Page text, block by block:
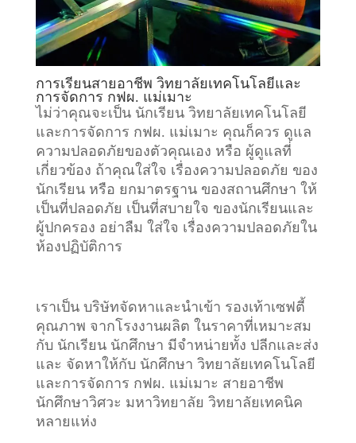
การเรียนสายอาชีพ วิทยาลัยเทคโนโลยีและ
การจัดการ กฟผ. แม่เมาะ
ไม่ว่าคุณจะเป็น นักเรียน วิทยาลัยเทคโนโลยี
และการจัดการ กฟผ. แม่เมาะ คุณก็ควร ดูแล
ความปลอดภัยของตัวคุณเอง หรือ ผู้ดูแลที่
เกี่ยวข้อง ถ้าคุณใส่ใจ เรื่องความปลอดภัย ของ
นักเรียน หรือ ยกมาตรฐาน ของสถานศึกษา ให้
เป็นที่ปลอดภัย เป็นที่สบายใจ ของนักเรียนและ
ผู้ปกครอง อย่าลืม ใส่ใจ เรื่องความปลอดภัยใน
ห้องปฏิบัติการ
เราเป็น บริษัทจัดหาและนำเข้า รองเท้าเซฟตี้
คุณภาพ จากโรงงานผลิต ในราคาที่เหมาะสม
กับ นักเรียน นักศึกษา มีจำหน่ายทั้ง ปลีกและส่ง
และ จัดหาให้กับ นักศึกษา วิทยาลัยเทคโนโลยี
และการจัดการ กฟผ. แม่เมาะ สายอาชีพ
นักศึกษาวิศวะ มหาวิทยาลัย วิทยาลัยเทคนิค
หลายแห่ง